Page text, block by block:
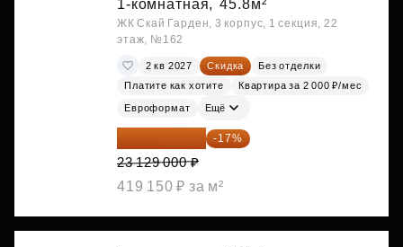
1-комнатная, 45.8м²
ЖК Скай Гарден, 3 корпус, 1 секция, 22
этаж, №162
2 кв 2027 Скидка
Без отделки
Платите как хотите
Квартира за 2 000 ₽/мес
Евроформат Ещё
19 197 070 ₽ -17%
23 129 000 ₽
419 150 ₽ за м²